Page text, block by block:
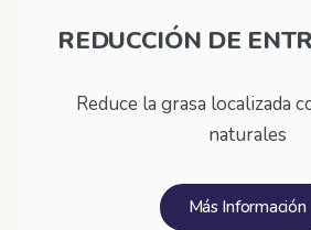
REDUCCIÓN DE
Reduce la grasa localizada
naturales
Más Información